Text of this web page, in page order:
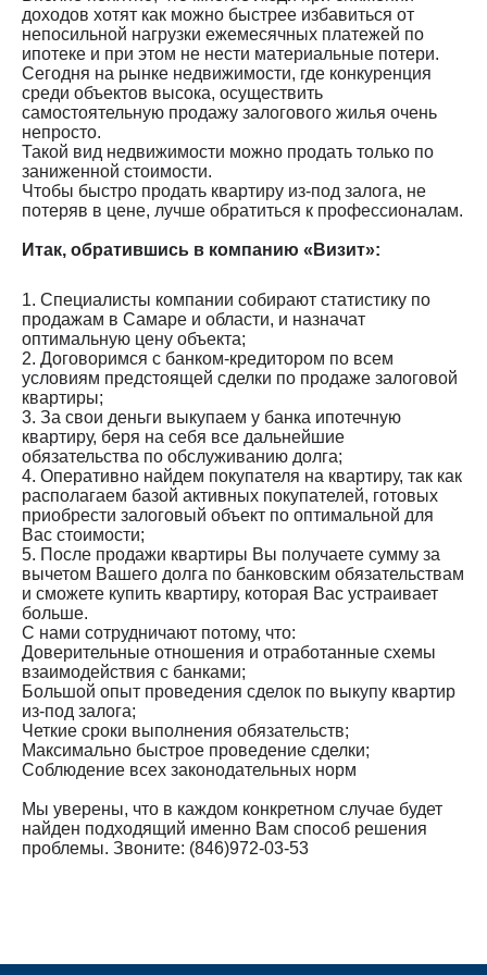
доходов хотят как можно быстрее избавиться от
непосильной нагрузки ежемесячных платежей по
ипотеке и при этом не нести материальные потери.
Сегодня на рынке недвижимости, где конкуренция
среди объектов высока, осуществить
самостоятельную продажу залогового жилья очень
непросто.
Такой вид недвижимости можно продать только по
заниженной стоимости.
Чтобы быстро продать квартиру из-под залога, не
потеряв в цене, лучше обратиться к профессионалам.
Итак, обратившись в компанию «Визит»:
1. Специалисты компании собирают статистику по
продажам в Самаре и области, и назначат
оптимальную цену объекта;
2. Договоримся с банком-кредитором по всем
условиям предстоящей сделки по продаже залоговой
квартиры;
3. За свои деньги выкупаем у банка ипотечную
квартиру, беря на себя все дальнейшие
обязательства по обслуживанию долга;
4. Оперативно найдем покупателя на квартиру, так как
располагаем базой активных покупателей, готовых
приобрести залоговый объект по оптимальной для
Вас стоимости;
5. После продажи квартиры Вы получаете сумму за
вычетом Вашего долга по банковским обязательствам
и сможете купить квартиру, которая Вас устраивает
больше.
С нами сотрудничают потому, что:
Доверительные отношения и отработанные схемы
взаимодействия с банками;
Большой опыт проведения сделок по выкупу квартир
из-под залога;
Четкие сроки выполнения обязательств;
Максимально быстрое проведение сделки;
Соблюдение всех законодательных норм
Мы уверены, что в каждом конкретном случае будет
найден подходящий именно Вам способ решения
проблемы. Звоните: (846)972-03-53